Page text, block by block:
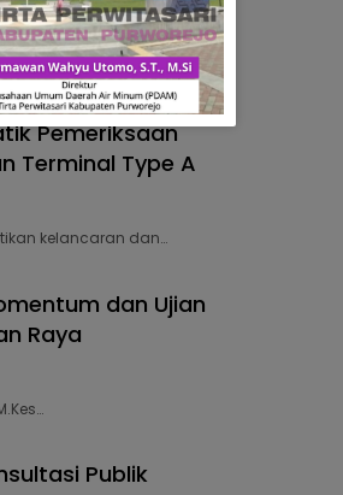
113 ribu…
Pemeriksaan
Terminal Type A
kelancaran dan…
dan Ujian
Raya
Publik